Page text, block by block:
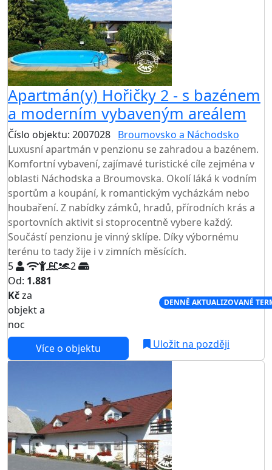
Apartmán(y) Hořičky 2 - s bazénem
a moderním vybaveným areálem
Číslo objektu: 2007028 Broumovsko a Náchodsko
Luxusní apartmán v penzionu se zahradou a bazénem.
Komfortní vybavení, zajímavé turistické cíle zejména v
oblasti Náchodska a Broumovska. Okolí láká k vodním
sportům a koupání, k romantickým vycházkám nebo
houbaření. Z nabídky zámků, hradů, přírodních krás a
sportovních aktivit si stoprocentně vybere každý.
Součástí penzionu je vinný sklípe. Díky výbornému
terénu to tady žije i v zimních měsících.
5
2
Od: 1.881
Kčza
objekt a
noc
DENNĚ AKTUALIZOVANÉ
Více o objektu Uložit na později